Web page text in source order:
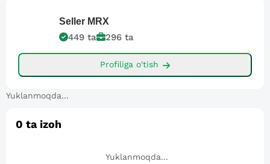
Seller MRX
449 ta 296 ta
Profiliga o'tish
Yuklanmoqda...
0 ta izoh
Yuklanmoqda...